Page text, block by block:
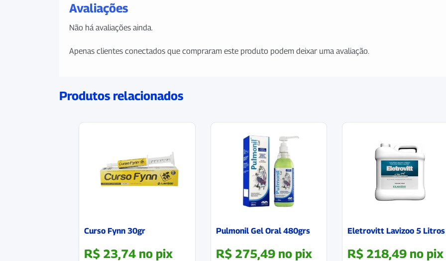
Avaliações
Não há avaliações ainda.
Apenas clientes conectados que compraram este produto podem deixar uma avaliação.
Produtos relacionados
Curso Fynn 30gr
R$ 23,74 no pix
Pulmonil Gel Oral 480grs
R$275,49 no pix
Eletrovitt Lavizoo 5 Litros
R$ 218,49 no pix